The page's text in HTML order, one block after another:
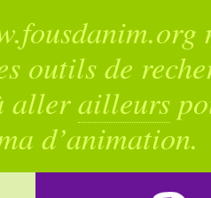
outils de
allerailleurs
d’animation.